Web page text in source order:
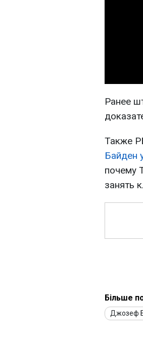
Ранее
Также
Байден
почему
занять
Більше
Джозеф